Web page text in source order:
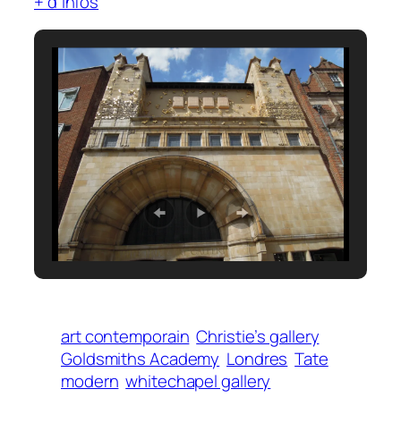
art contemporain Christie’s gallery
Goldsmiths Academy Londres Tate
modern whitechapel gallery